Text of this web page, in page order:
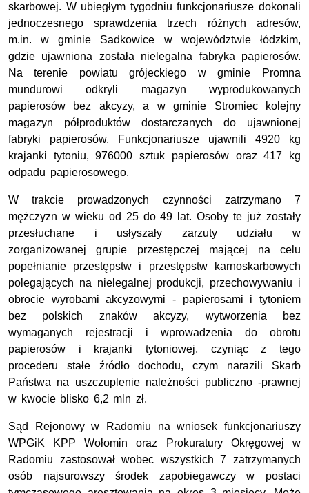
skarbowej. W ubiegłym tygodniu funkcjonariusze dokonali
jednoczesnego sprawdzenia trzech różnych adresów,
m.in. w gminie Sadkowice w województwie łódzkim,
gdzie ujawniona została nielegalna fabryka papierosów.
Na terenie powiatu grójeckiego w gminie Promna
mundurowi odkryli magazyn wyprodukowanych
papierosów bez akcyzy, a w gminie Stromiec kolejny
magazyn półproduktów dostarczanych do ujawnionej
fabryki papierosów. Funkcjonariusze ujawnili 4920 kg
krajanki tytoniu, 976000 sztuk papierosów oraz 417 kg
odpadu papierosowego.
W trakcie prowadzonych czynności zatrzymano 7
mężczyzn w wieku od 25 do 49 lat. Osoby te już zostały
przesłuchane i usłyszały zarzuty udziału w
zorganizowanej grupie przestępczej mającej na celu
popełnianie przestępstw i przestępstw karnoskarbowych
polegających na nielegalnej produkcji, przechowywaniu i
obrocie wyrobami akcyzowymi - papierosami i tytoniem
bez polskich znaków akcyzy, wytworzenia bez
wymaganych rejestracji i wprowadzenia do obrotu
papierosów i krajanki tytoniowej, czyniąc z tego
procederu stałe źródło dochodu, czym narazili Skarb
Państwa na uszczuplenie należności publiczno -prawnej
w kwocie blisko 6,2 mln zł.
Sąd Rejonowy w Radomiu na wniosek funkcjonariuszy
WPGiK KPP Wołomin oraz Prokuratury Okręgowej w
Radomiu zastosował wobec wszystkich 7 zatrzymanych
osób najsurowszy środek zapobiegawczy w postaci